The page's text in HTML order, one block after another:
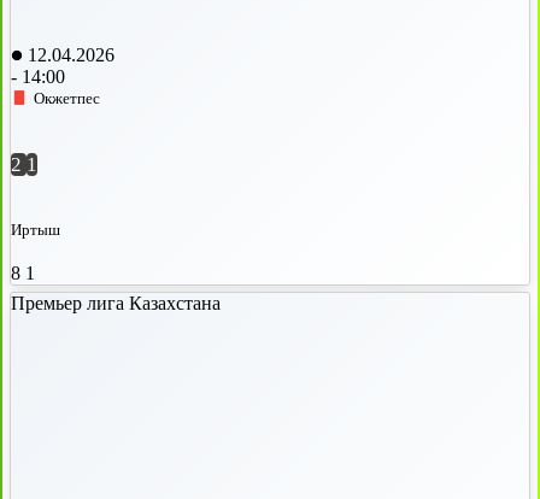
12.04.2026
- 14:00
Окжетпес
2 1
Иртыш
8 1
Премьер лига Казахстана